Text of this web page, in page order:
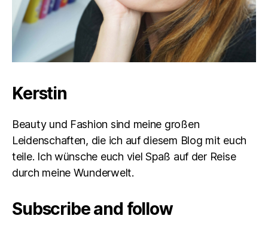
Kerstin
Beauty und Fashion sind meine großen
Leidenschaften, die ich auf diesem Blog mit euch
teile. Ich wünsche euch viel Spaß auf der Reise
durch meine Wunderwelt.
Subscribe and follow